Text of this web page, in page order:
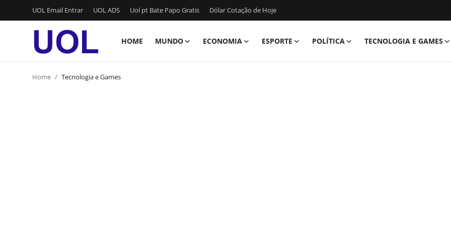
UOL Email Entrar UOL ADS Uol pt Bate Papo Gratis Dólar Cotação de Hoje
HOME MUNDO ECONOMIA ESPORTE POLÍTICA
TECNOLOGIA E GAMES
Login
Home Tecnologia e Games